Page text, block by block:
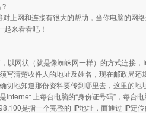
上网和连接有很大的帮助，当你电脑的网
起来看看吧！
以网状（就是像蜘蛛网一样）的方式连接
写清楚收件人的地址及姓名，现在邮政局
切地知道那份资料要传到哪里去，这里的
Internet 上每台电脑的“身份证号码”，每台
是指一个完整的 IP地址，而通过 IP定